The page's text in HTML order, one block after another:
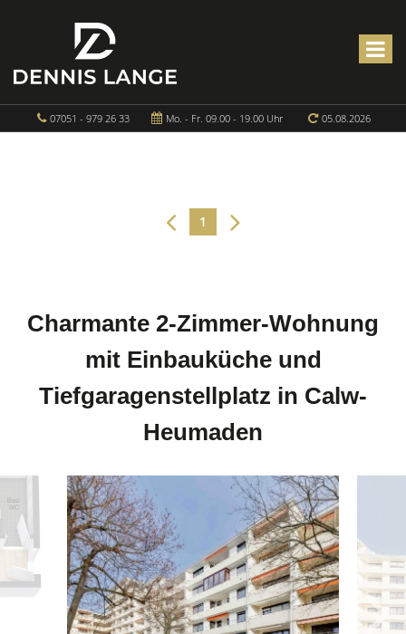
07051 - 979 26 33 Mo. - Fr. 09.00 - 19.00 Uhr 05.08.2026
1
Charmante 2-Zimmer-Wohnung
mit Einbauküche und
Tiefgaragenstellplatz in Calw-
Heumaden